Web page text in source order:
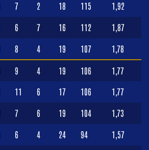
7 2 18 115 1,92
6 7 16 112 1,87
8 4 19 107 1,78
9 4 19 106 1,77
11 6 17 106 1,77
7 6 19 104 1,73
6 4 24 94 1,57